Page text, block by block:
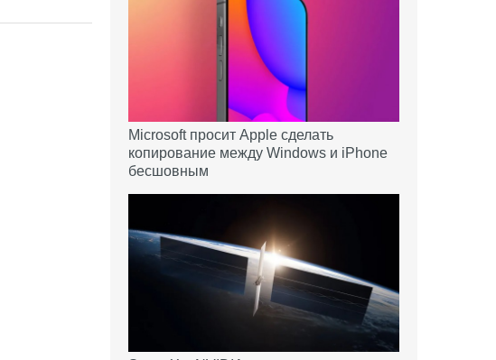
Microsoft просит Apple сделать
копирование между Windows и iPhone
бесшовным